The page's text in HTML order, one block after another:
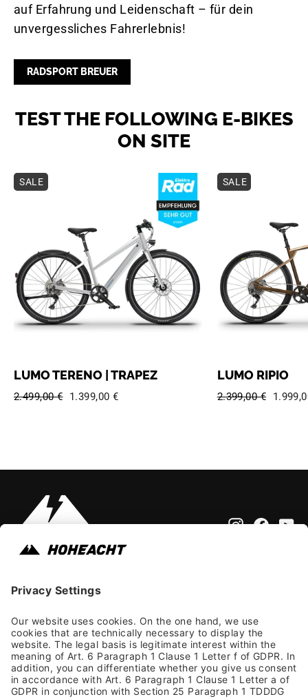
auf Erfahrung und Leidenschaft – für dein
unvergessliches Fahrerlebnis!
RADSPORT BREUER
TEST THE FOLLOWING E-BIKES
ON SITE
SALE
LUMO TERENO | TRAPEZ
Regular price:
2.499,00 € Sale price:
1.399,00 €
SALE
LUMO RIPIO
Regular price:
2.399,00 € Sale
Instagram
Allgemeine Geschäftsbedingungen
Datenschutzhinweis
Barrierefreiheit